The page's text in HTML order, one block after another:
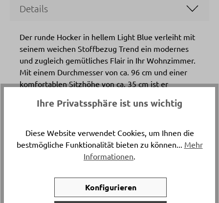
Details
Der runde Hocker in hellem Light Blue verleiht mit
seinem weichen Stoffbezug Trend ein modernes
und zugleich gemütliches Flair in Ihr Wohnzimmer.
Mit einem Durchmesser von ca. 96 cm und einer
komfortablen Sitzhöhe von ca. 35 cm ist er
Fussablage oder dekorativer Akzent. Die dezenten
Bodenbelag. Entdecken Sie diesen praktischen und
stilvollen Hocker bei Delta Möbel in Haag – Ihrem
Experten für trendige Möbel, Küchen und
Katalogpreis
Ihre Privatssphäre ist uns wichtig
Diese Website verwendet Cookies, um Ihnen die
bestmögliche Funktionalität bieten zu können... Mehr
Informationen.
Konfigurieren